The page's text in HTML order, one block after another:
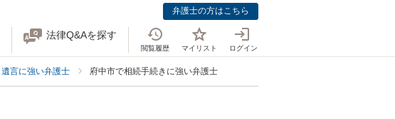
弁護士の方はこちら
法律Q&Aを探す
閲覧履歴 マイリスト ログイン
言に強い弁護士 府中市で相続手続きに強い弁護士